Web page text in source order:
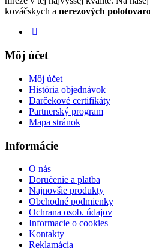
kováčskych a nerezových
Môj účet
Môj účet
História objednávok
Darčekové certifikáty
Partnerský program
Mapa stránok
Informácie
O nás
Doručenie a platba
Najnovšie produkty
Obchodné podmienky
Ochrana osob. údajov
Informacie o cookies
Kontakty
Reklamácia